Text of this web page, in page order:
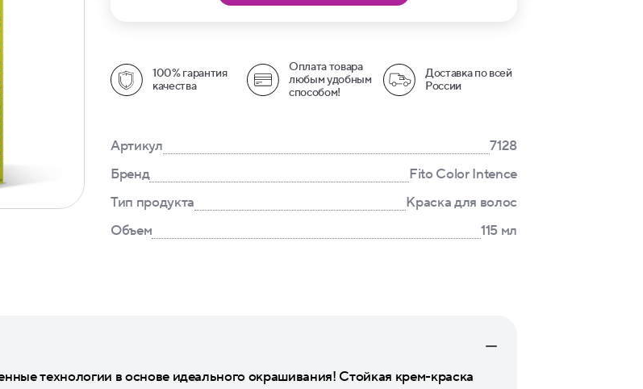
100% гарантия
качества
Оплата товара
любым удобным
способом!
Доставка по всей
России
Артикул
7128
Бренд
Fito Color Intence
Тип продукта
Краска для волос
Объем
115 мл
технологии в основе идеального окрашивания! Стойкая крем-краска